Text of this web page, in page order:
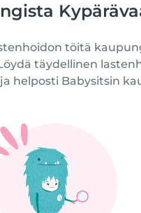
töitä
täydellinen
helposti Babysitsin